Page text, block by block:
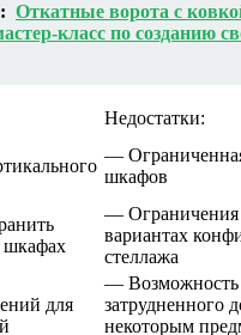
Откатные ворота с
класс по созданию
Недостатки:
—
шкафов
шкафах
— Ограничения
вариантах
стеллажа
для
— Возможность
затрудненного
некоторым